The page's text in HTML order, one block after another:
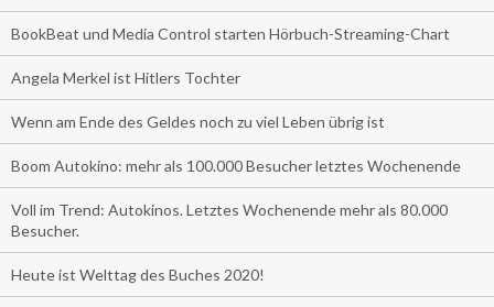
BookBeat und Media Control starten Hörbuch-Streaming-Chart
Angela Merkel ist Hitlers Tochter
Wenn am Ende des Geldes noch zu viel Leben übrig ist
Boom Autokino: mehr als 100.000 Besucher letztes Wochenende
Voll im Trend: Autokinos. Letztes Wochenende mehr als 80.000
Besucher.
Heute ist Welttag des Buches 2020!